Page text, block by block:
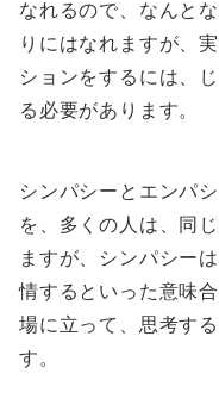
なれるので、なんと
りにはなれますが、
ションをするには、
る必要があります。
シンパシーとエンパ
を、多くの人は、同
ますが、シンパシー
情するといった意味
場に立って、思考す
す。